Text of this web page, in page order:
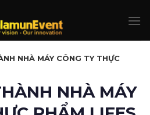
NHÀ MÁY CÔNG TY THỰC
NHÀ MÁY